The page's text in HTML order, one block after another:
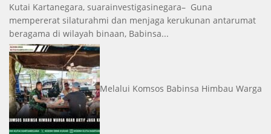
Kutai Kartanegara, suarainvestigasinegara– Guna
mempererat silaturahmi dan menjaga kerukunan antarumat
beragama di wilayah binaan, Babinsa...
Melalui Komsos Babinsa Himbau Warga